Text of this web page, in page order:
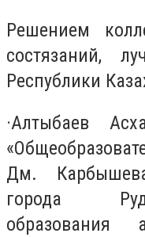
Решением
состязаний,
Республики
·Алтыбаев
Дм.
города
образования